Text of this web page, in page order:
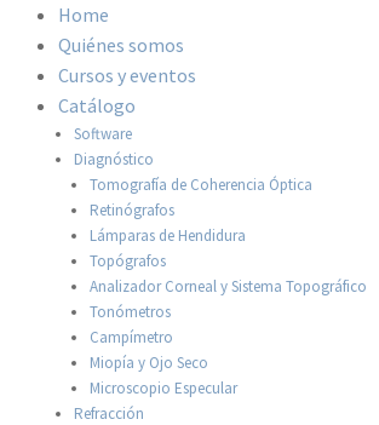
Home
Quiénes somos
Cursos y eventos
Catálogo
Software
Diagnóstico
Tomografía de Coherencia Óptica
Retinógrafos
Lámparas de Hendidura
Topógrafos
Analizador Corneal y Sistema Topográfico
Tonómetros
Campímetro
Miopía y Ojo Seco
Microscopio Especular
Refracción